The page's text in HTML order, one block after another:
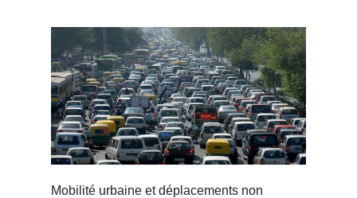
Mobilité urbaine et déplacements non